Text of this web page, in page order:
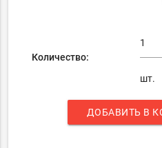
Количество:
шт.
ДОБАВИТЬ В